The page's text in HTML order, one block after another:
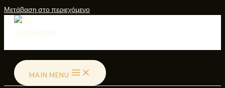
Μετάβαση στο περιεχόμενο
MAIN MENU